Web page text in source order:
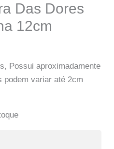
Das Dores
12cm
Possui aproximadamente
podem variar até 2cm